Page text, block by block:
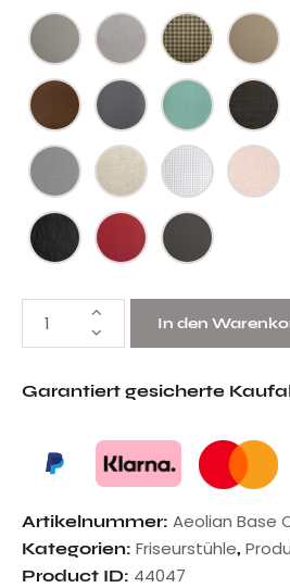
In den
Garantiert gesicherte
Artikelnummer: Aeolian Base
Kategorien: Friseurstühle,
Product ID: 44047